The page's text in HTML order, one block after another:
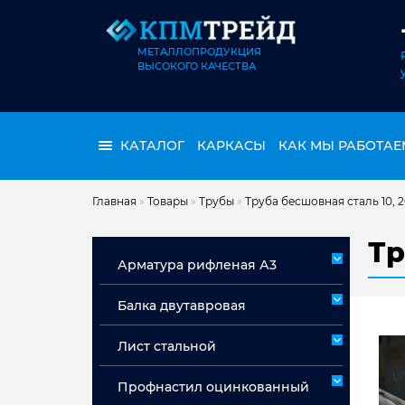
МЕТАЛЛОПРОДУКЦИЯ
ВЫСОКОГО КАЧЕСТВА
КАТАЛОГ КАРКАСЫ КАК МЫ
Главная » Товары » Трубы » Труба бесшовная сталь 10,
Арматура рифленая А3
Арматура мерная А3
Балка двутавровая
Лист стальной
Профнастил оцинкованный